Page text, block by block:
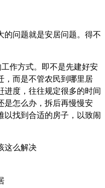
的问题就是安居问题。得不
作方式。即不是先建好安
，而是不管农民到哪里居
进度，往往规定很多的时间
是怎么办，拆后再慢慢安
以找到合适的房子，以致闹